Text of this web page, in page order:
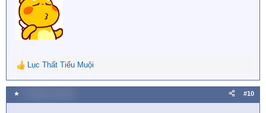
R
e
a
c
Lục Thất Tiểu Muội
★ #10